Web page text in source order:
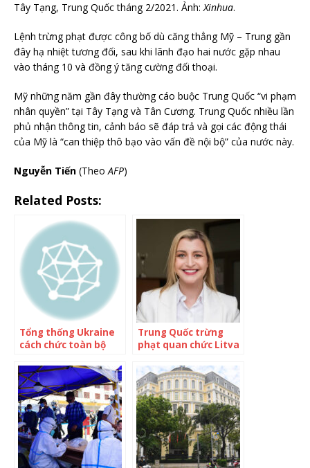
Tây Tạng, Trung Quốc tháng 2/2021. Ảnh:Xinhua.
Lệnh trừng phạt được công bố dù căng thẳng Mỹ – Trung gần
đây hạ nhiệt tương đối, sau khi lãnh đạo hai nước gặp nhau
vào tháng 10 và đồng ý tăng cường đối thoại.
Mỹ những năm gần đây thường cáo buộc Trung Quốc “vi phạm
nhân quyền” tại Tây Tạng và Tân Cương. Trung Quốc nhiều lần
phủ nhận thông tin, cảnh báo sẽ đáp trả và gọi các động thái
của Mỹ là “can thiệp thô bạo vào vấn đề nội bộ” của nước này.
Nguyễn Tiến (TheoAFP)
Related Posts:
Tổng thống Ukraine
cách chức toàn bộ
quân cấp tỉnh
Trung Quốc trừng
phạt quan chức Litva